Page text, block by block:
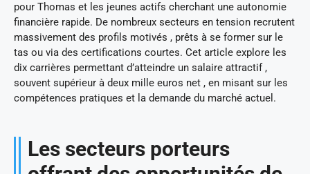
pour Thomas et les jeunes actifs cherchant une autonomie
financière rapide. De nombreux secteurs en tension recrutent
massivement des profils motivés , prêts à se former sur le
tas ou via des certifications courtes. Cet article explore les
dix carrières permettant d’atteindre un salaire attractif ,
souvent supérieur à deux mille euros net , en misant sur les
compétences pratiques et la demande du marché actuel.
Les secteurs porteurs